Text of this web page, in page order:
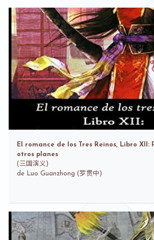
El romance de los Tres Reinos, Libro XII:
otros planes
( 三国演义)
de Luo Guanzhong (罗贯中)